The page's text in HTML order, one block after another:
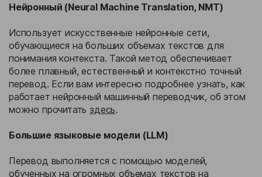
Нейронный (Neural Machine Translation, NMT)
Использует искусственные нейронные сети,
обучающиеся на больших объемах текстов для
понимания контекста. Такой метод обеспечивает
более плавный, естественный и контекстно точный
перевод. Если вам интересно подробнее узнать, как
работает нейронный машинный переводчик, об этом
можно прочитать здесь.
Большие языковые модели (LLM)
Перевод выполняется с помощью моделей,
обученных на огромных объемах текстов на